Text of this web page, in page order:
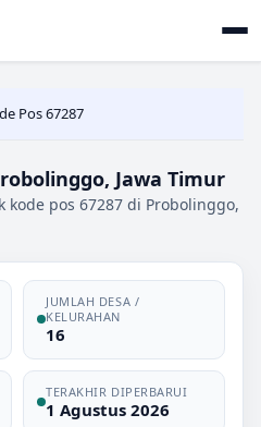
Pos 67287
Jawa Timur
pos 67287 di Probolinggo,
JUMLAH DESA /
KELURAHAN
16
TERAKHIR DIPERBARUI
1 Agustus 2026